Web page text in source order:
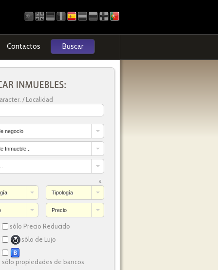
Contactos Buscar
/ Localidad
negocio
Inmueble...
a
Tipología
Precio
sólo Precio Reducido
sólo de Lujo
sólo propiedades de bancos